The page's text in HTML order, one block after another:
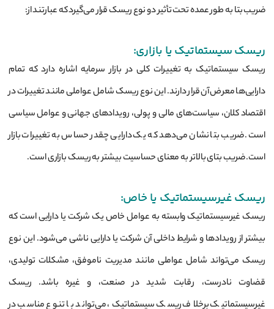
ضریب بتا به طور عمده تحت تأثیر دو نوع ریسک قرار می‌گیرد که عبارتند از:
ریسک سیستماتیک یا بازاری:
ریسک سیستماتیک به تغییرات کلی در بازار سرمایه اشاره دارد که تمام
دارایی‌ها معرض آن قرار دارند. این نوع ریسک شامل عواملی مانند تغییرات در
اقتصاد کلان، سیاست‌های مالی و پولی، رویدادهای جهانی و عوامل سیاسی
است. ضریب بتا نشان می‌دهد که یک دارایی چقدر حساس به تغییرات بازار
است. ضریب بتای بالاتر به معنای حساسیت بیشتر به ریسک بازاری است.
ریسک غیرسیستماتیک یا خاص:
ریسک غیرسیستماتیک وابسته به عوامل خاص یک شرکت یا دارایی است که
بیشتر از رویدادها و شرایط داخلی آن شرکت یا دارایی ناشی می‌شود. این نوع
ریسک می‌تواند شامل عواملی مانند مدیریت ناموفق، مشکلات تولیدی،
قضاوت نادرست، رقابت شدید در صنعت، و غیره باشد. ریسک
غیرسیستماتیک برخلاف ریسک سیستماتیک، می‌تواند با تنوع مناسب در